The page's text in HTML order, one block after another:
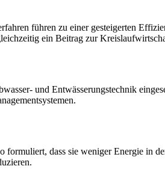
führen zu einer gesteigerten
ein Beitrag zur
und Entwässerungstechnik
dass sie weniger Energie in